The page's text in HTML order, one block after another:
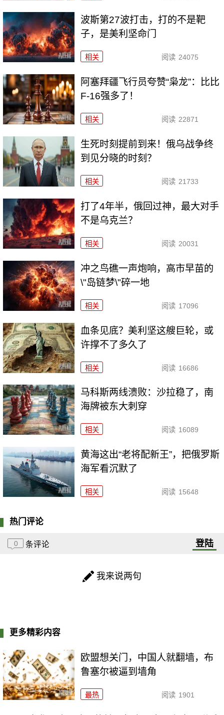
波斯第27波打击，打的不是靶
子，是美利坚命门
相关 阅读 24075
阿塞拜疆飞行员夸赞“枭龙”：比比
F-16强多了！
相关 阅读 22871
生死时刻提前到来！俄乌战争终
到见分晓的时刻？
相关 阅读 21733
打了4年半，俄回过神，最大对手
不是乌克兰？
相关 阅读 20031
冲之鸟礁一声炮响，高市早苗的
\"岛链梦\"碎一地
相关 阅读 17096
血条见底？美利坚这艘巨轮，或
许撑不了多久了
相关 阅读 16686
马科斯两线溃败：沙拉稳了，南
海牌被东大刺穿
相关 阅读 16089
黄海这出“老将配新王”，把俄罗斯
海军看沉默了
相关 阅读 15648
热门评论
0 条评论 登陆
我来说两句
更多精彩内容
欧盟想关门，中国人就翻墙，布
鲁塞尔被逼到墙角
最热 阅读 1901